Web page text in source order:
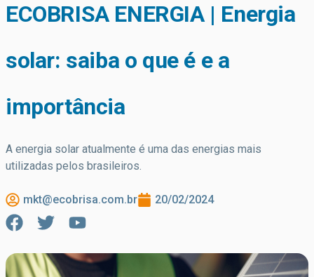
ECOBRISA ENERGIA | Energia
solar: saiba o que é e a
importância
A energia solar atualmente é uma das energias mais
utilizadas pelos brasileiros.
mkt@ecobrisa.com.br 20/02/2024